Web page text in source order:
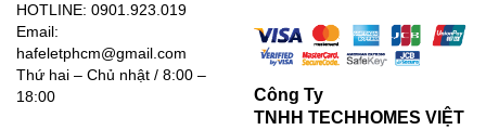
HOTLINE: 0901.923.019
Email:
hafeletphcm@gmail.com
Thứ hai – Chủ nhật / 8:00 –
18:00
Công Ty
TNHH TECHHOMES VIỆT